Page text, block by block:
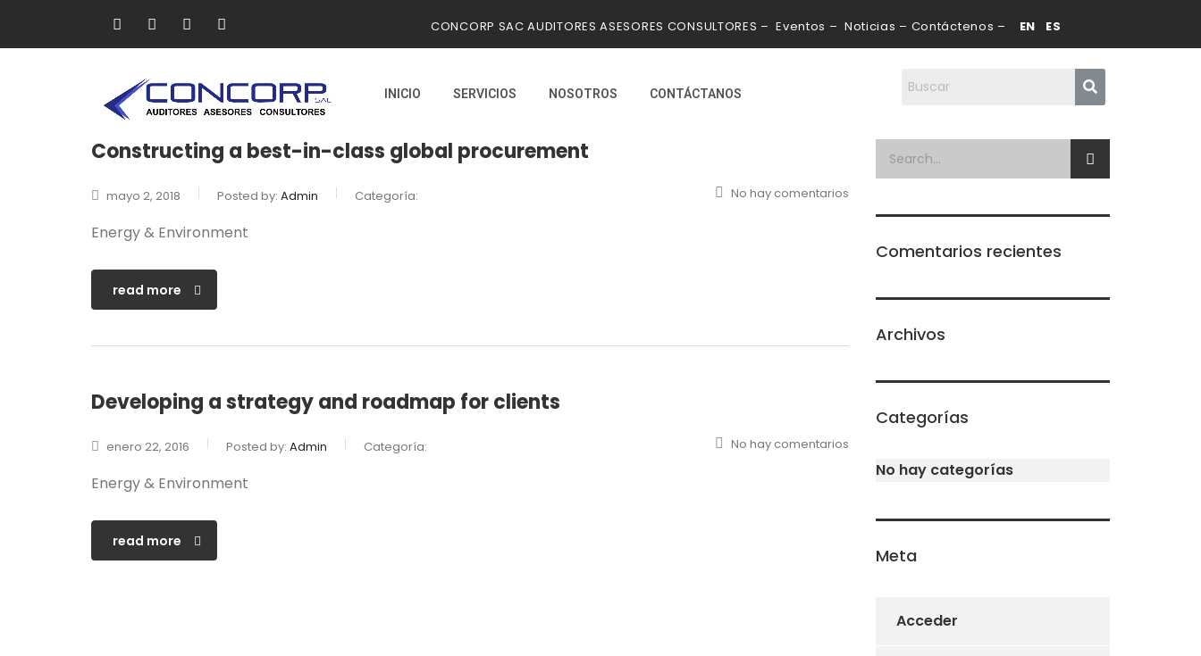
CONCORP SAC AUDITORES ASESORES CONSULTORES – Eventos – Noticias – Contáctenos – EN ES
INICIO SERVICIOS NOSOTROS CONTÁCTANOS
Constructing a best-in-class global procurement
mayo 2, 2018 Posted by: Admin Categoría: No hay comentarios
Energy & Environment
read more
Developing a strategy and roadmap for clients
enero 22, 2016 Posted by: Admin Categoría: No hay comentarios
Energy & Environment
read more
Comentarios recientes
Archivos
Categorías
No hay categorías
Meta
Acceder